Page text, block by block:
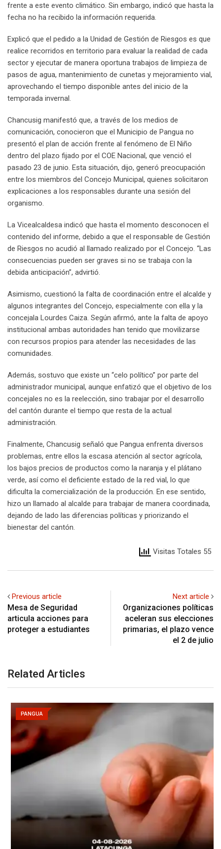
frente a este evento climático. Sin embargo, indicó que hasta la
fecha no ha recibido la información requerida.
Explicó que el pedido a la Unidad de Gestión de Riesgos es que
realice recorridos en territorio para evaluar la realidad de cada
sector y ejecutar de manera oportuna trabajos de limpieza de
pasos de agua, mantenimiento de cunetas y mejoramiento vial,
aprovechando el tiempo disponible antes del inicio de la
temporada invernal.
Chancusig manifestó que, a través de los medios de
comunicación, conocieron que el Municipio de Pangua no
presentó el plan de acción frente al fenómeno de El Niño
dentro del plazo fijado por el COE Nacional, que venció el
pasado 23 de junio. Esta situación, dijo, generó preocupación
entre los miembros del Concejo Municipal, quienes solicitaron
explicaciones a los responsables durante una sesión del
organismo.
La Vicealcaldesa indicó que hasta el momento desconocen el
contenido del informe, debido a que el responsable de Gestión
de Riesgos no acudió al llamado realizado por el Concejo. “Las
consecuencias pueden ser graves si no se trabaja con la
debida anticipación”, advirtió.
Asimismo, cuestionó la falta de coordinación entre el alcalde y
algunos integrantes del Concejo, especialmente con ella y la
concejala Lourdes Caiza. Según afirmó, ante la falta de apoyo
institucional ambas autoridades han tenido que movilizarse
con recursos propios para atender las necesidades de las
comunidades.
Además, sostuvo que existe un “celo político” por parte del
administrador municipal, aunque enfatizó que el objetivo de los
concejales no es la reelección, sino trabajar por el desarrollo
del cantón durante el tiempo que resta de la actual
administración.
Finalmente, Chancusig señaló que Pangua enfrenta diversos
problemas, entre ellos la escasa atención al sector agrícola,
los bajos precios de productos como la naranja y el plátano
verde, así como el deficiente estado de la red vial, lo que
dificulta la comercialización de la producción. En ese sentido,
hizo un llamado al alcalde para trabajar de manera coordinada,
dejando de lado las diferencias políticas y priorizando el
bienestar del cantón.
Visitas Totales 55
Previous article
Mesa de Seguridad
articula acciones para
proteger a estudiantes
Next article
Organizaciones políticas
aceleran sus elecciones
primarias, el plazo vence
el 2 de julio
Related Articles
PANGUA